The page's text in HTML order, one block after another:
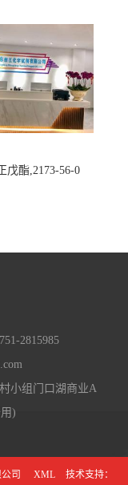
戊酯,2173-56-0
2815985
小组门口湖商业A
)
司 XML 技术支持：